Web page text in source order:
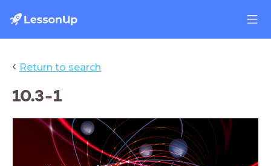
‹ Return to search
10.3-1